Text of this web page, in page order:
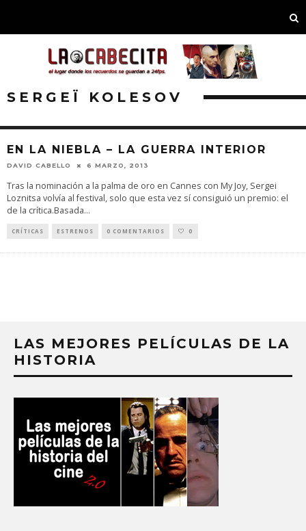
SERGEÏ KOLESOV
EN LA NIEBLA – LA GUERRA INTERIOR
DAVID CABELLO 6 MARZO, 2013
Tras la nominación a la palma de oro en Cannes con My Joy, Sergei
Loznitsa volvía al festival, solo que esta vez sí consiguió un premio: el
de la crítica.Basada...
CRÍTICAS ESTRENOS 0 COMENTARIOS 0
LAS MEJORES PELÍCULAS DE LA
HISTORIA